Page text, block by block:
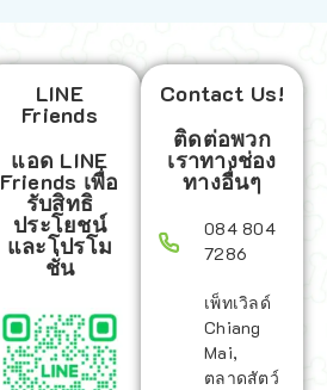
LINE
Friends
แอด LINE
Friends เพื่อ
รับสิทธิ
ประโยชน์
และโปรโม
ชั่น
Contact Us!
ติดต่อพวก
เราทางช่อง
ทางอื่นๆ
084 804
7286
เพ็ทเวิลด์
Chiang
Mai,
ตลาดสัตว์